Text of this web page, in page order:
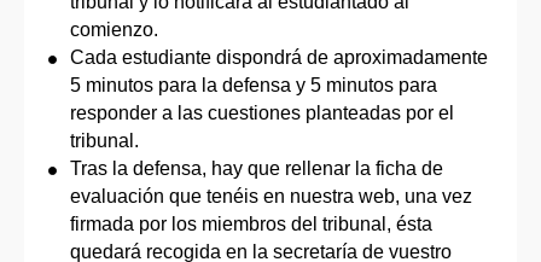
comienzo.
Cada estudiante dispondrá de aproximadamente
5 minutos para la defensa y 5 minutos para
responder a las cuestiones planteadas por el
tribunal.
Tras la defensa, hay que rellenar la ficha de
evaluación que tenéis en nuestra web, una vez
firmada por los miembros del tribunal, ésta
quedará recogida en la secretaría de vuestro